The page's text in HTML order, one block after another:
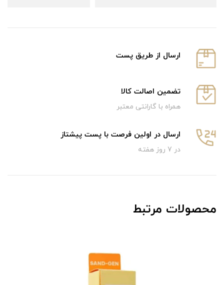
ارسال از طریق پست
تضمین اصالت کالا
همراه با گارانتی معتبر
ارسال در اولین فرصت با پست پیشتاز
در 7 روز هفته
محصولات مرتبط